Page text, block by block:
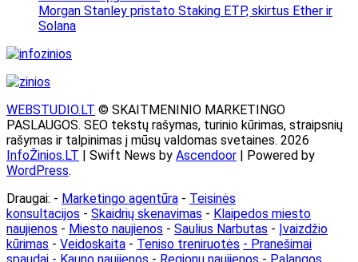
Morgan Stanley pristato Staking ETP, skirtus Ether ir
Solana
WEBSTUDIO.LT © SKAITMENINIO MARKETINGO
PASLAUGOS. SEO tekstų rašymas, turinio kūrimas, straipsnių
rašymas ir talpinimas į mūsų valdomas svetaines. 2026
InfoŽinios.LT | Swift News by Ascendoor | Powered by
WordPress.
Draugai: - Marketingo agentūra - Teisinės
konsultacijos - Skaidrių skenavimas - Klaipedos miesto
naujienos - Miesto naujienos - Saulius Narbutas - Įvaizdžio
kūrimas - Veidoskaita - Teniso treniruotės - Pranešimai
spaudai - Kauno naujienos - Regionų naujienos - Palangos